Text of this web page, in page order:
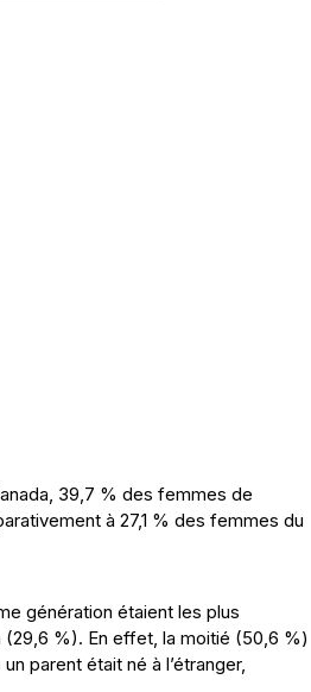
39,7 % des femmes de
à 27,1 % des femmes du
génération étaient les plus
%). En effet, la moitié (50,6 %)
parent était né à l’étranger,